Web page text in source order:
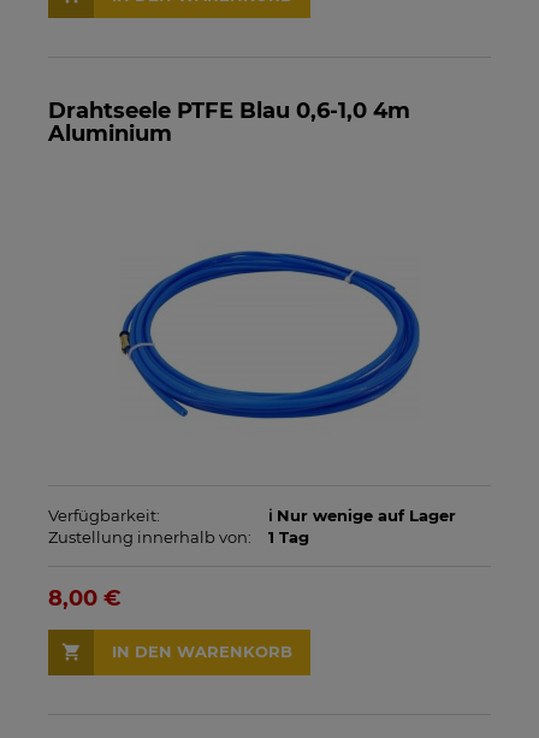
Drahtseele PTFE Blau 0,6-1,0 4m
Aluminium
Verfügbarkeit:
ℹ️ Nur wenige auf Lager
Zustellung innerhalb von:
1 Tag
8,00 €
IN DEN WARENKORB